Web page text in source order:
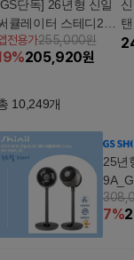
단독] 26년형 신일
큘레이터 스테디26
합구성 2대(SIF-EMB
FP1000A)
전용가255,000원
%205,920원
10,249개
25년
7%